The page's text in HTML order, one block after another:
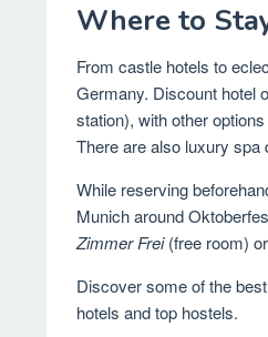
Where to
From castle hotels to
Germany. Discount hotel
station), with other
There are also luxury spa
While reserving
Munich around
Zimmer Frei(free room) or
Discover some of the
hotels and top hostels.